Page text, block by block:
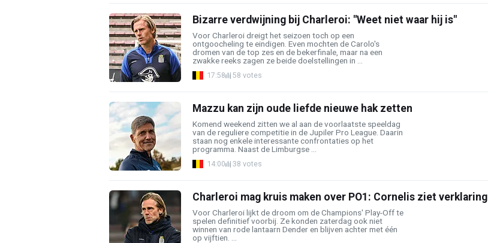
Bizarre verdwijning bij Charleroi: "Weet niet waar hij is"
Voor Charleroi dreigt het seizoen toch op een
ontgoocheling te eindigen. Even mochten de Carolo's
dromen van de top zes en de bekerfinale, maar na een
zwakke reeks zagen ze beide doelstellingen in ...
17:58 58 votes
Mazzu kan zijn oude liefde nieuwe hak zetten
Komend weekend zitten we al aan de voorlaatste speeldag
van de reguliere competitie in de Jupiler Pro League. Daarin
staan nog enkele interessante confrontaties op het
programma. Naast de Limburgse ...
14:00 38 votes
Charleroi mag kruis maken over PO1: Cornelis ziet verklaring
Voor Charleroi lijkt de droom om de Champions' Play-Off te
spelen definitief voorbij. Ze konden zaterdag ook niet
winnen van rode lantaarn Dender en blijven achter met één
op vijftien. ...